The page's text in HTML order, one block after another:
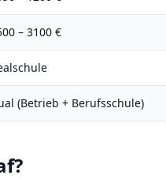
– 3100 €
(Betrieb + Berufsschule)
?